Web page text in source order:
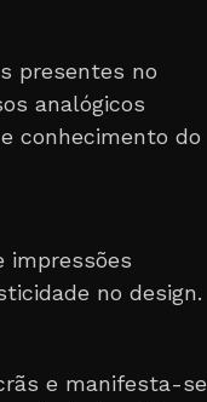
presentes no
analógicos
conhecimento do
impressões
no design.
e manifesta-se